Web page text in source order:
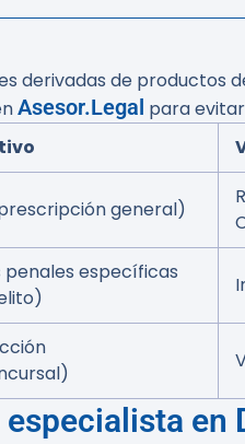
derivadas de productos
Asesor.Legal para
general)
penales específicas
en